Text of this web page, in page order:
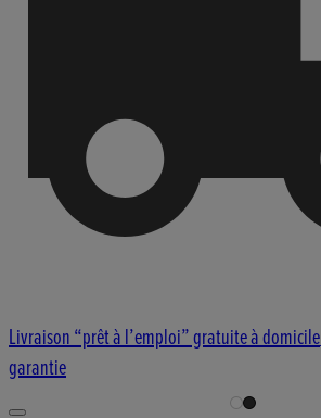
Livraison “prêt à l’emploi” gratuite à domicile
garantie